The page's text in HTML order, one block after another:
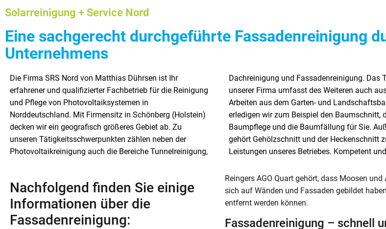
Solarreinigung + Service Nord
Eine sachgerecht durchgeführte Fassadenreinigung
Unternehmens
Die Firma SRS Nord von Matthias Dührsen ist Ihr
erfahrener und qualifizierter Fachbetrieb für die Reinigung
und Pflege von Photovoltaiksystemen in
Norddeutschland. Mit Firmensitz in Schönberg (Holstein)
decken wir ein geografisch größeres Gebiet ab. Zu
unseren Tätigkeitsschwerpunkten zählen neben der
Photovoltaikreinigung auch die Bereiche Tunnelreinigung,
Dachreinigung und Fassadenreinigung. Das Tätigkeitsfeld
unserer Firma umfasst des Weiteren auch ausgesuchte
Arbeiten aus dem Garten- und Landschaftsbau. So
erledigen wir zum Beispiel den Baumschnitt, die
Baumpflege und die Baumfällung für Sie. Außerdem
gehört Gehölzschnitt und der Heckenschnitt zu den
Leistungen unseres Betriebes. Kompetent und
sachgerecht führen wir sämtliche Arbeiten aus – so wie
Sie es von einem spezialisierten Fachbetrieb erwarten
können. Nachfolgend dürfen wir Ihnen unser
Tätigkeitsspektrum etwas näher vorstellen. In diesem
Beitrag betrachten wir zunächst aber das Thema
Nachfolgend finden Sie einige
Informationen über die
Fassadenreinigung:
Reingers AGO Quart gehört, dass Moosen und
sich auf Wänden und Fassaden gebildet
entfernt werden können.
Fassadenreinigung – schnell